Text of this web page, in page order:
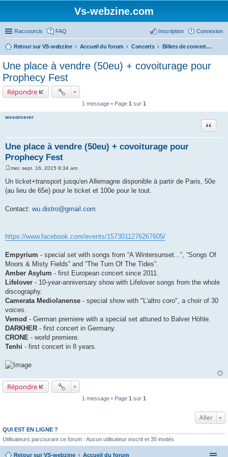
Vs-webzine.com
Raccourcis FAQ Connexion
Inscription
Retour sur VS-webzine Accueil du forum Concerts Billets de concerts et Covoiturages, Infos générales sur les concerts
Une place à vendre (50eu) + covoiturage pour
Prophecy Fest
Répondre
1 message • Page 1 sur 1
wvsorcerer
Une place à vendre (50eu) + covoiturage pour
Prophecy Fest
Citer
s
s
e
mer. sept. 16, 2015 8:34 am
Un ticket+transport jusqu'en Allemagne disponible à partir de Paris, 50e
(au lieu de 65e) pour le ticket et 100e pour le tout.
Contact: wu.distro@gmail.com
https://www.facebook.com/events/1573011276267605/
Empyrium - special set with songs from “A Wintersunset...”, “Songs Of
Moors & Misty Fields” and “The Turn Of The Tides”.
Amber Asylum - first European concert since 2011.
Lifelover - 10-year-anniversary show with Lifelover songs from the whole
discography.
Camerata Mediolanense - special show with "L'altro coro", a choir of 30
voices.
Vemod - German premiere with a special set attuned to Balver Höhle.
DARKHER - first concert in Germany.
CRONE - world premiere.
Tenhi - first concert in 8 years.
Répondre
1 message • Page 1 sur 1
Aller
QUI EST EN LIGNE ?
Utilisateurs parcourant ce forum : Aucun utilisateur inscrit et 35 invités
Retour sur VS-webzine Accueil du forum